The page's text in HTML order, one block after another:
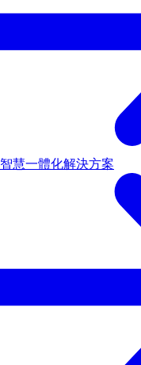
智慧一體化解決方案